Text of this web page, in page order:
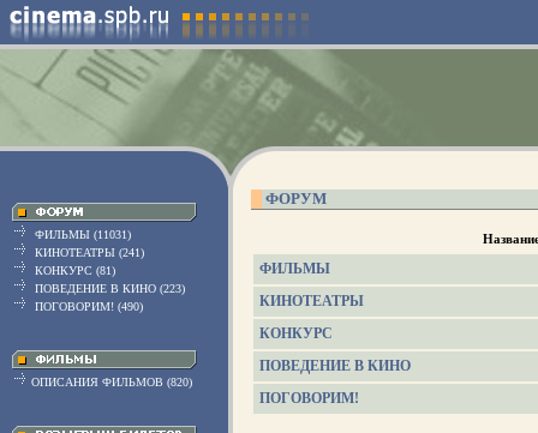
ФИЛЬМЫ (11031)
КИНОТЕАТРЫ (241)
КОНКУРС (81)
ПОВЕДЕНИЕ В КИНО (223)
ПОГОВОРИМ! (490)
ОПИСАНИЯ ФИЛЬМОВ (820)
ФОРУМ
ФИЛЬМЫ
КИНОТЕАТРЫ
КОНКУРС
ПОВЕДЕНИЕ В КИНО
ПОГОВОРИМ!